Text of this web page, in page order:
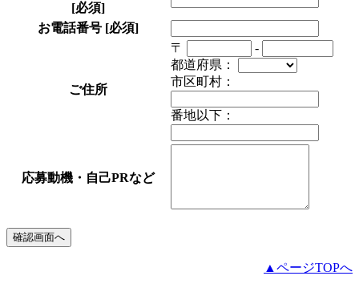
[必須]
お電話番号 [必須]
ご住所
〒
-
都道府県：
市区町村：
番地以下：
応募動機・自己PRなど
▲ページTOPへ